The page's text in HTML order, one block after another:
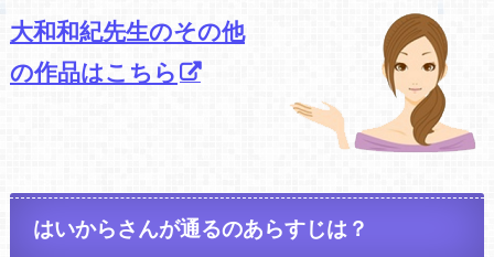
大和和紀先生のその他
の作品はこちら
はいからさんが通るのあらすじは？